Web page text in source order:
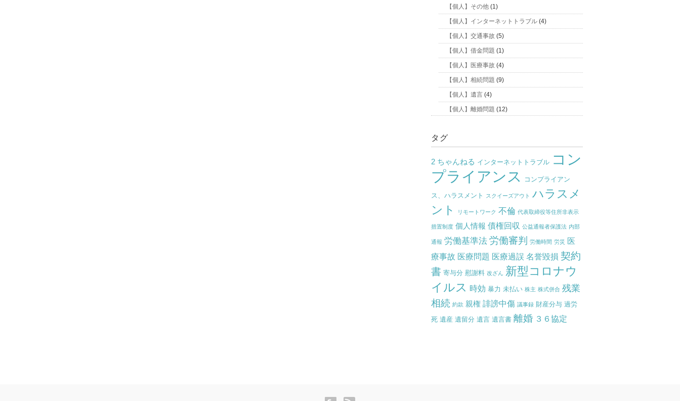
【個人】その他 (1)
【個人】インターネットトラブル (4)
【個人】交通事故 (5)
【個人】借金問題 (1)
【個人】医療事故 (4)
【個人】相続問題 (9)
【個人】遺言 (4)
【個人】離婚問題 (12)
タグ
2 ちゃんねる インターネットトラブル コン
プライアンス
コンプライアン
ス、ハラスメント スクイーズアウト ハラスメ
ント
リモートワーク 不倫 代表取締役等住所非表示
措置制度 個人情報 債権回収 公益通報者保護法 内部
通報 労働基準法 労働審判 労働時間 労災
医
療事故 医療問題 医療過誤 名誉毀損 契約
書 寄与分 慰謝料 改ざん 新型コロナウ
イルス 時効 暴力 未払い 株主 株式併合 残業
相続 約款 親権 誹謗中傷 議事録 財産分与 過労
死 遺産 遺留分 遺言 遺言書 離婚 ３６協定